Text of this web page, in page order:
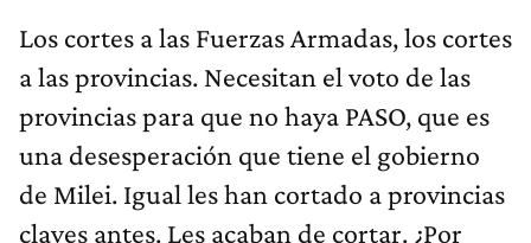
Los cortes a las Fuerzas Armadas, los cortes
a las provincias. Necesitan el voto de las
provincias para que no haya PASO, que es
una desesperación que tiene el gobierno
de Milei. Igual les han cortado a provincias
claves antes. Les acaban de cortar. ¿Por